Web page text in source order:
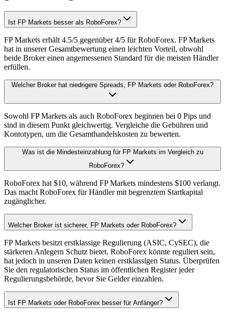
Ist FP Markets besser als RoboForex?
FP Markets erhält 4.5/5 gegenüber 4/5 für RoboForex. FP Markets
hat in unserer Gesamtbewertung einen leichten Vorteil, obwohl
beide Broker einen angemessenen Standard für die meisten Händler
erfüllen.
Welcher Broker hat niedrigere Spreads, FP Markets oder RoboForex?
Sowohl FP Markets als auch RoboForex beginnen bei 0 Pips und
sind in diesem Punkt gleichwertig. Vergleiche die Gebühren und
Kontotypen, um die Gesamthandelskosten zu bewerten.
Was ist die Mindesteinzahlung für FP Markets im Vergleich zu
RoboForex?
RoboForex hat $10, während FP Markets mindestens $100 verlangt.
Das macht RoboForex für Händler mit begrenztem Startkapital
zugänglicher.
Welcher Broker ist sicherer, FP Markets oder RoboForex?
FP Markets besitzt erstklassige Regulierung (ASIC, CySEC), die
stärkeren Anlegern Schutz bietet. RoboForex könnte reguliert sein,
hat jedoch in unseren Daten keinen erstklassigen Status. Überprüfen
Sie den regulatorischen Status im öffentlichen Register jeder
Regulierungsbehörde, bevor Sie Gelder einzahlen.
Ist FP Markets oder RoboForex besser für Anfänger?